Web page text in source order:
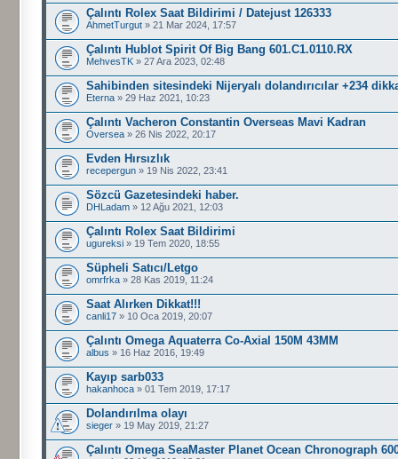
Çalıntı Rolex Saat Bildirimi / Datejust 126333
AhmetTurgut » 21 Mar 2024, 17:57
Çalıntı Hublot Spirit Of Big Bang 601.C1.0110.RX
MehvesTK » 27 Ara 2023, 02:48
Sahibinden sitesindeki Nijeryalı dolandırıcılar +234
Eterna » 29 Haz 2021, 10:23
Çalıntı Vacheron Constantin Overseas Mavi Kadran
Oversea » 26 Nis 2022, 20:17
Evden Hırsızlık
recepergun » 19 Nis 2022, 23:41
Sözcü Gazetesindeki haber.
DHLadam » 12 Ağu 2021, 12:03
Çalıntı Rolex Saat Bildirimi
ugureksi » 19 Tem 2020, 18:55
Süpheli Satıcı/Letgo
omrfrka » 28 Kas 2019, 11:24
Saat Alırken Dikkat!!!
canli17 » 10 Oca 2019, 20:07
Çalıntı Omega Aquaterra Co-Axial 150M 43MM
albus » 16 Haz 2016, 19:49
Kayıp sarb033
hakanhoca » 01 Tem 2019, 17:17
Dolandırılma olayı
sieger » 19 May 2019, 21:27
Çalıntı Omega SeaMaster Planet Ocean Chronograph